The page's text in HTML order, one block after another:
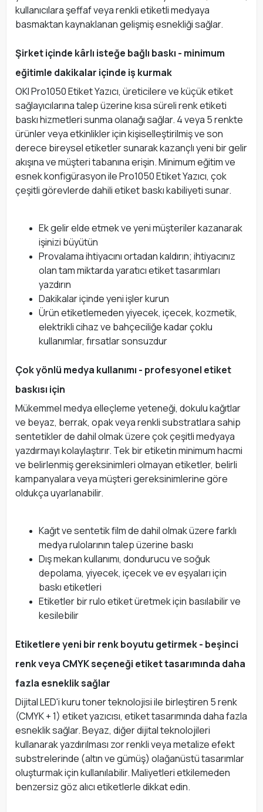
kullanıcılara şeffaf veya renkli etiketli medyaya
basmaktan kaynaklanan gelişmiş esnekliği sağlar.
Şirket içinde kârlı isteğe bağlı baskı - minimum
eğitimle dakikalar içinde iş kurmak
OKI Pro1050 Etiket Yazıcı, üreticilere ve küçük etiket
sağlayıcılarına talep üzerine kısa süreli renk etiketi
baskı hizmetleri sunma olanağı sağlar. 4 veya 5 renkte
ürünler veya etkinlikler için kişiselleştirilmiş ve son
derece bireysel etiketler sunarak kazançlı yeni bir gelir
akışına ve müşteri tabanına erişin. Minimum eğitim ve
esnek konfigürasyon ile Pro1050 Etiket Yazıcı, çok
çeşitli görevlerde dahili etiket baskı kabiliyeti sunar.
Ek gelir elde etmek ve yeni müşteriler kazanarak
işinizi büyütün
Provalama ihtiyacını ortadan kaldırın; ihtiyacınız
olan tam miktarda yaratıcı etiket tasarımları
yazdırın
Dakikalar içinde yeni işler kurun
Ürün etiketlemeden yiyecek, içecek, kozmetik,
elektrikli cihaz ve bahçeciliğe kadar çoklu
kullanımlar, fırsatlar sonsuzdur
Çok yönlü medya kullanımı - profesyonel etiket
baskısı için
Mükemmel medya elleçleme yeteneği, dokulu kağıtlar
ve beyaz, berrak, opak veya renkli substratlara sahip
sentetikler de dahil olmak üzere çok çeşitli medyaya
yazdırmayı kolaylaştırır. Tek bir etiketin minimum hacmi
ve belirlenmiş gereksinimleri olmayan etiketler, belirli
kampanyalara veya müşteri gereksinimlerine göre
oldukça uyarlanabilir.
Kağıt ve sentetik film de dahil olmak üzere farklı
medya rulolarının talep üzerine baskı
Dış mekan kullanımı, dondurucu ve soğuk
depolama, yiyecek, içecek ve ev eşyaları için
baskı etiketleri
Etiketler bir rulo etiket üretmek için basılabilir ve
kesilebilir
Etiketlere yeni bir renk boyutu getirmek - beşinci
renk veya CMYK seçeneği etiket tasarımında daha
fazla esneklik sağlar
Dijital LED'i kuru toner teknolojisi ile birleştiren 5 renk
(CMYK + 1) etiket yazıcısı, etiket tasarımında daha fazla
esneklik sağlar. Beyaz, diğer dijital teknolojileri
kullanarak yazdırılması zor renkli veya metalize efekt
substrelerinde (altın ve gümüş) olağanüstü tasarımlar
oluşturmak için kullanılabilir. Maliyetleri etkilemeden
benzersiz göz alıcı etiketlerle dikkat edin.